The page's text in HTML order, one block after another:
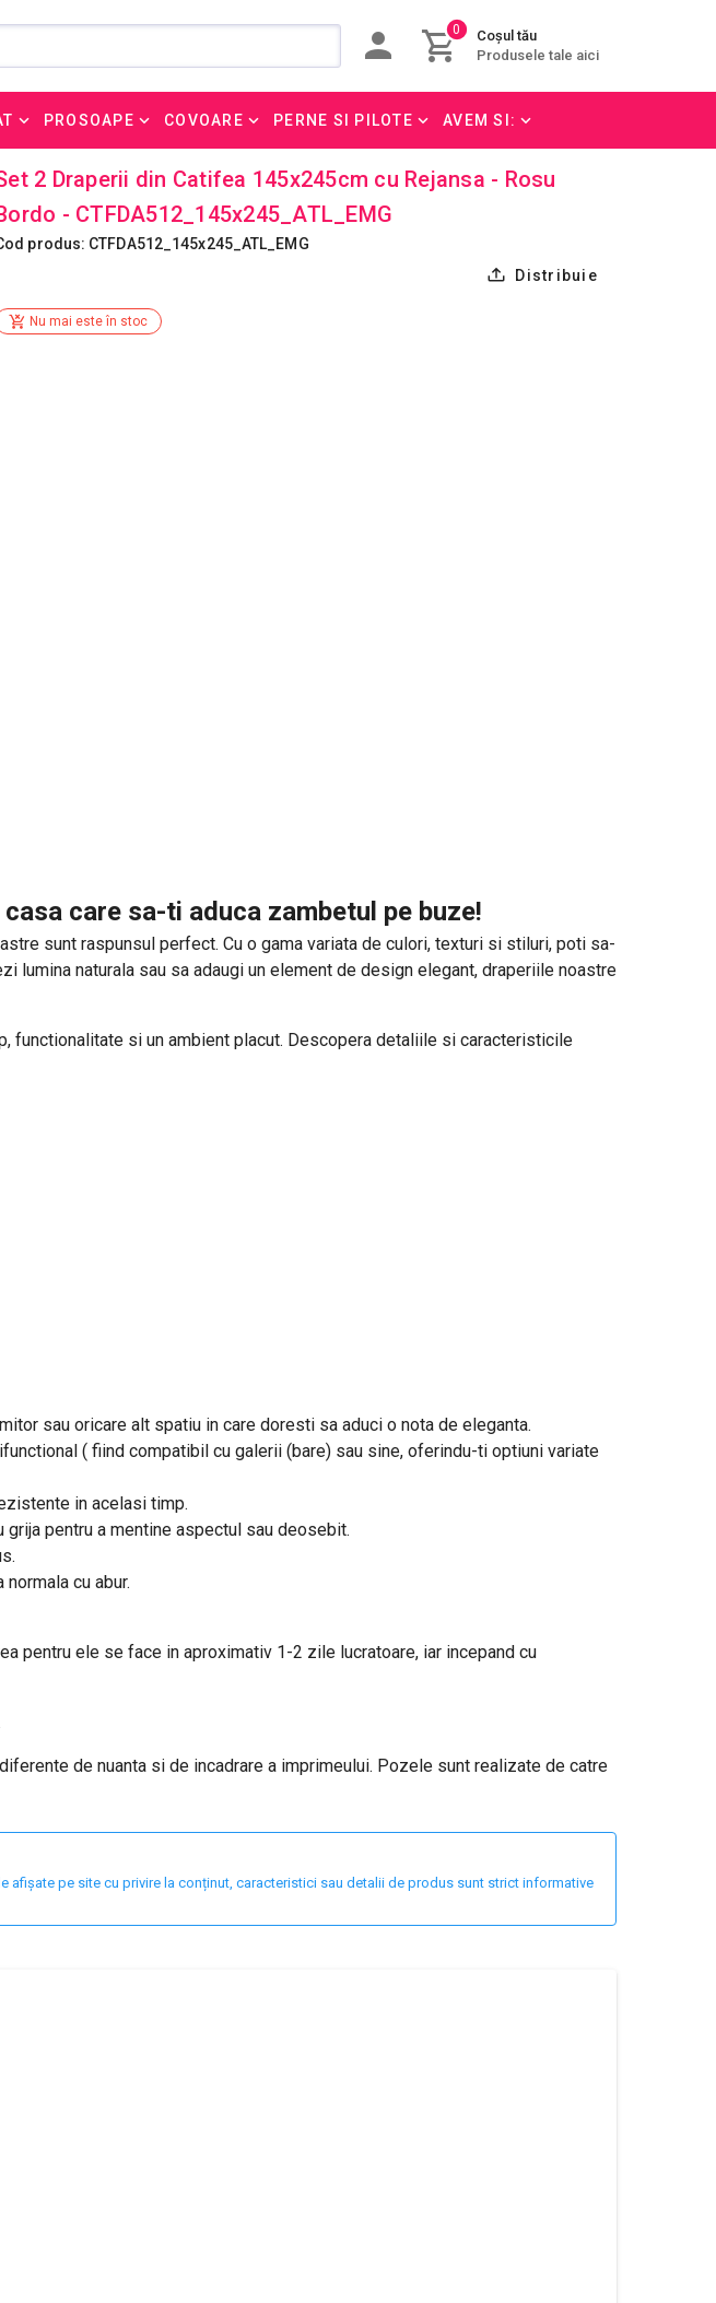
0
Coșul tău
Produsele tale aici
PROSOAPE COVOARE PERNE SI PILOTE AVEM SI:
2 Draperii din Catifea 145x245cm cu Rejansa - Rosu
- CTFDA512_145x245_ATL_EMG
produs: CTFDA512_145x245_ATL_EMG
Distribuie
Nu mai este în stoc
care sa-ti aduca zambetul pe buze!
sunt raspunsul perfect. Cu o gama variata de culori, texturi si stiluri, poti sa-
naturala sau sa adaugi un element de design elegant, draperiile noastre
functionalitate si un ambient placut. Descopera detaliile si caracteristicile
sau oricare alt spatiu in care doresti sa aduci o nota de eleganta.
( fiind compatibil cu galerii (bare) sau sine, oferindu-ti optiuni variate
in acelasi timp.
pentru a mentine aspectul sau deosebit.
cu abur.
pentru ele se face in aproximativ 1-2 zile lucratoare, iar incepand cu
de nuanta si de incadrare a imprimeului. Pozele sunt realizate de catre
pe site cu privire la conținut, caracteristici sau detalii de produs sunt strict informative